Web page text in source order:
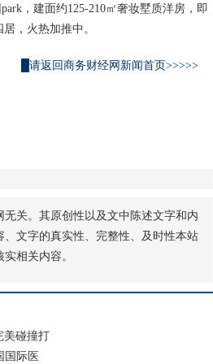
，建面约125-210㎡奢妆墅质洋房，即
，火热加推中。
█请返回商务财经网新闻首页>>>>>
关。其原创性以及文中陈述文字和内
文字的真实性、完整性、及时性本站
相关内容。
美碰撞打
国际医